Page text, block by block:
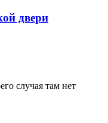
двери
случая там нет